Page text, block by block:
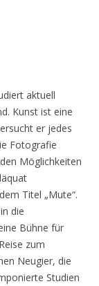
aktuell
Kunst ist eine
er jedes
Fotografie
Möglichkeiten
Titel „Mute“.
die
Bühne für
zum
Neugier, die
Studien